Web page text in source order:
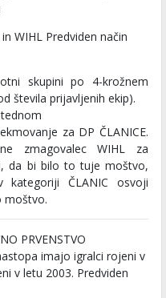
in WIHL Predviden način
skupini po 4-krožnem
števila prijavljenih ekip).
za DP ČLANICE.
zmagovalec WIHL za
da bi bilo to tuje moštvo,
kategoriji ČLANIC osvoji
moštvo.
PRVENSTVO
imajo igralci rojeni v
v letu 2003. Predviden